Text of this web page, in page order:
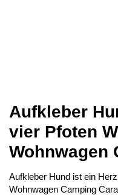
Aufkleber
vier Pfoten
Wohnwagen
Aufkleber Hund ist ein
Wohnwagen Camping